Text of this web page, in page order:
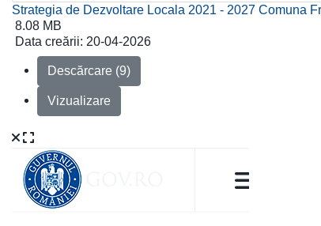
Strategia de Dezvoltare Locala 2021 - 2027 Comuna
8.08 MB
Data creării: 20-04-2026
Descărcare (9)
Vizualizare